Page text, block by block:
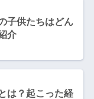
子供たちはどん
介
は？起こった経